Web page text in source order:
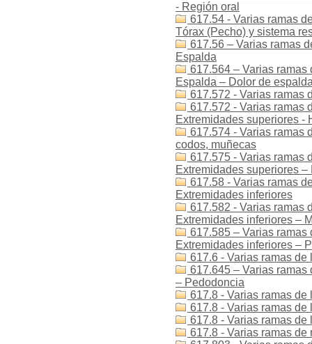
- Región oral
617.54 - Varias ramas
Tórax (Pecho) y sistema
617.56 – Varias ramas
Espalda
617.564 – Varias
Espalda – Dolor de
617.572 - Varias ramas
617.572 - Varias ramas
Extremidades superiores -
617.574 - Varias ramas
codos, muñecas
617.575 - Varias ramas
Extremidades superiores –
617.58 - Varias ramas
Extremidades inferiores
617.582 - Varias ramas
Extremidades inferiores –
617.585 – Varias
Extremidades inferiores –
617.6 - Varias ramas
617.645 – Varias
– Pedodoncia
617.8 - Varias ramas
617.8 - Varias ramas
617.8 - Varias ramas
617.8 - Varias ramas